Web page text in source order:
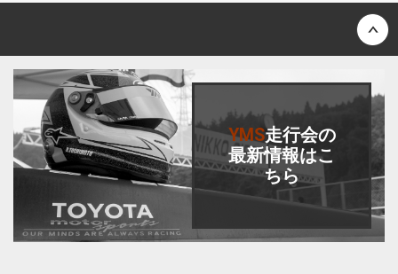
YMS走行会の
最新情報はこ
ちら